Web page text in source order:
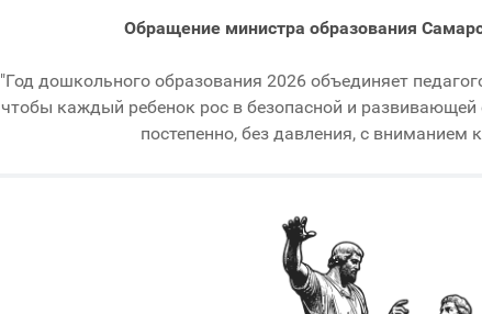
Обращение министра образования
"Год дошкольного образования 2026 объединяет
чтобы каждый ребенок рос в безопасной и
постепенно, без давления, с вниманием